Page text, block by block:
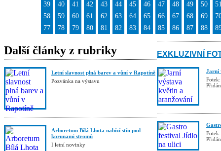
39
40 41 42 43 44 45 46 47 48 49 50
58
59 60 61 62 63 64 65 66 67 68 69
77
78 79 80 81 82 83 84 85 86 87 88
Další články z rubriky
Letní slavnost plná barev a vůní v Rapotíně
Pozvánka na výstavu
Arboretum Bílá Lhota nabízí stín pod
korunami stromů
I letní novinky
EXKLUZIVNÍ
Jarní